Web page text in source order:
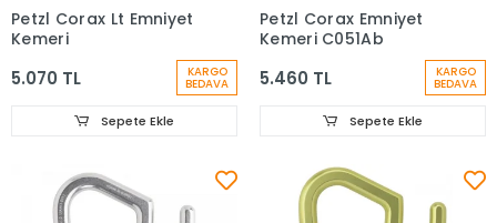
Petzl Corax Lt Emniyet
Kemeri
5.070 TL KARGO
BEDAVA
Sepete Ekle
Petzl Corax Emniyet
Kemeri C051Ab
5.460 TL KARGO
BEDAVA
Sepete Ekle